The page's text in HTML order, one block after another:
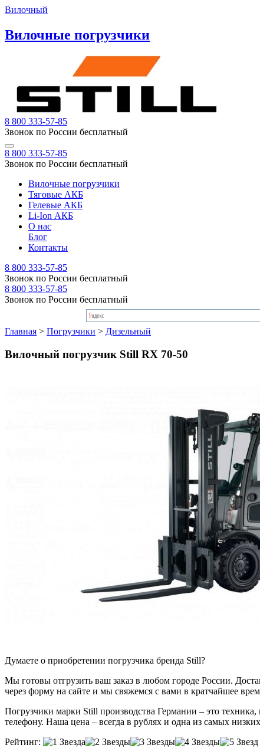
Вилочный
Вилочные погрузчики
8 800 333-57-85
Звонок по России бесплатный
8 800 333-57-85
Звонок по России бесплатный
Вилочные погрузчики
Тяговые АКБ
Гелевые АКБ
Li-Ion АКБ
О нас
Блог
Контакты
8 800 333-57-85
Звонок по России бесплатный
8 800 333-57-85
Звонок по России бесплатный
Главная > Погрузчики > Дизельный
Вилочный погрузчик Still RX 70-50
Думаете о приобретении погрузчика бренда Still?
Мы готовы отгрузить ваш заказ в любом городе России.
через форму на сайте и мы свяжемся с вами в кратчайшее
Погрузчики марки Still производства Германии – это
телефону. Наша цена – всегда в рублях и одна из самых
Рейтинг: